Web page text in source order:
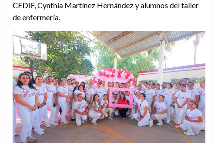
CEDIF, Cynthia Martínez Hernández y alumnos del taller
de enfermería.